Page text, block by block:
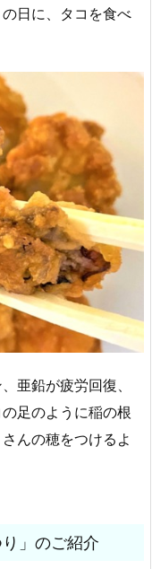
の日に、タコを食べ
亜鉛が疲労回復、
足のように稲の根
んの穂をつけるよ
」のご紹介